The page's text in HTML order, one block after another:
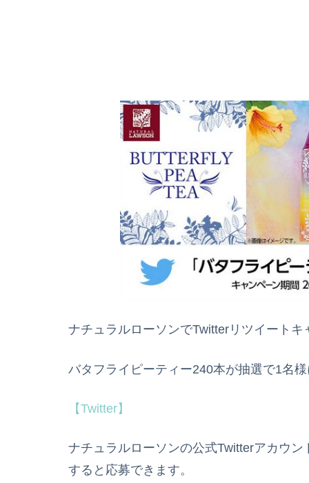
ナチュラルローソンでTwitterリツイートキ
バタフライピーティー240本が抽選で1名
【Twitter】
ナチュラルローソンの公式Twitterアカウ
すると応募できます。